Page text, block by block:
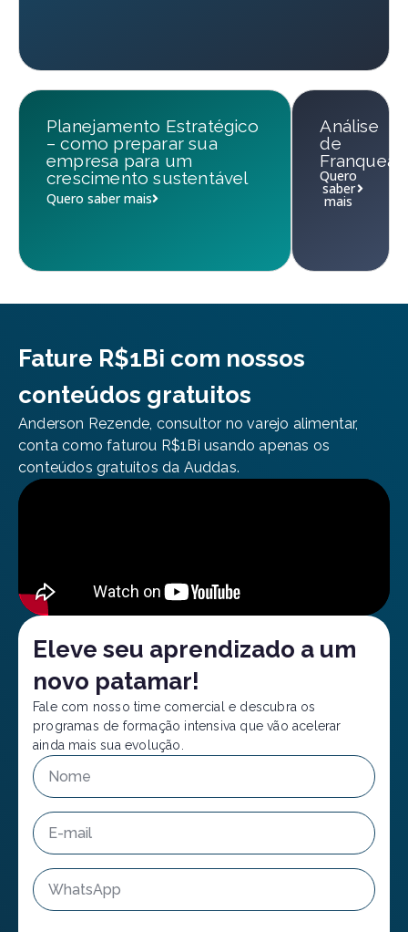
Planejamento Estratégico
– como preparar sua
empresa para um
crescimento sustentável
Quero saber mais
Análise
de
Quero
saber
mais
Fature R$1Bi com nossos
conteúdos gratuitos
Anderson Rezende, consultor no varejo alimentar,
conta como faturou R$1Bi usando apenas os
conteúdos gratuitos da Auddas.
Eleve seu aprendizado a um
novo patamar!
Fale com nosso time comercial e descubra os
programas de formação intensiva que vão acelerar
ainda mais sua evolução.